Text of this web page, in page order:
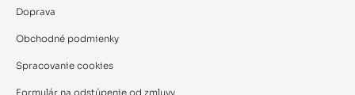
Doprava
Obchodné podmienky
Spracovanie cookies
Formulár na odstúpenie od zmluvy